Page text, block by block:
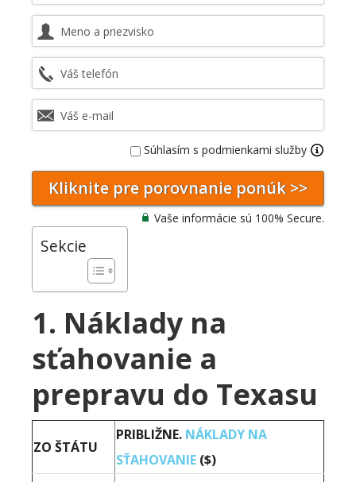
Súhlasím s podmienkami služby
Vaše informácie sú 100% Secure.
Sekcie
1. Náklady na
sťahovanie a
prepravu do Texasu
ZO ŠTÁTU
PRIBLIŽNE. NÁKLADY NA
SŤAHOVANIE ($)